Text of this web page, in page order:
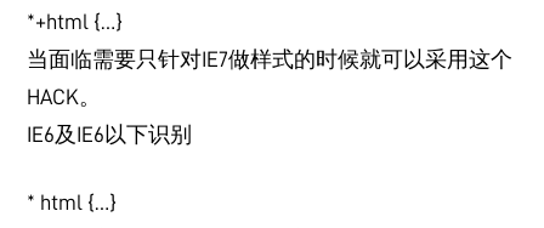
*+html {…}
当面临需要只针对IE7做样式的时候就可以采用这个
HACK。
IE6及IE6以下识别
* html {…}